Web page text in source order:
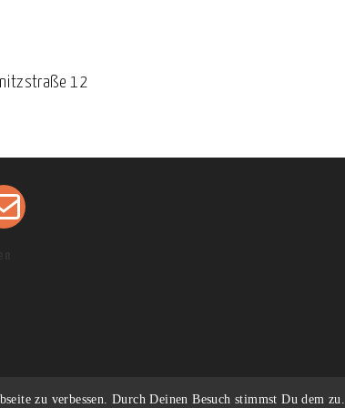
zu verbessen. Durch Deinen Besuch stimmst Du dem zu.
12
Kein Mensch ist illegal